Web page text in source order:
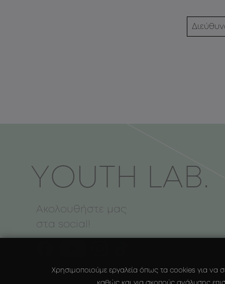
ΥOUTH LAB.
Ακολουθήστε μας
στα social!
Χρησιμοποιούμε εργαλεία όπως τα cookies για να